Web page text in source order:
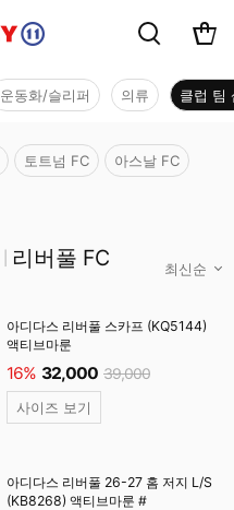
운동화/슬리퍼 의류 클럽 팀
토트넘 FC 아스날 FC
리버풀 FC
아디다스 리버풀 스카프 (KQ5144)
액티브마룬
16% 32,000 39,000
사이즈 보기
아디다스 리버풀 26-27 홈 저지 L/S
(KB8268) 액티브마룬 #